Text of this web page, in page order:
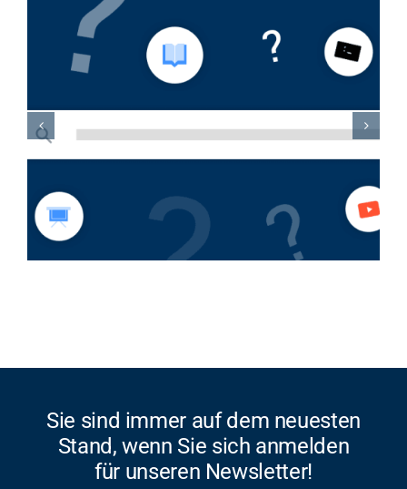
Sie sind immer auf dem neuesten
Stand, wenn Sie sich anmelden
für unseren Newsletter!